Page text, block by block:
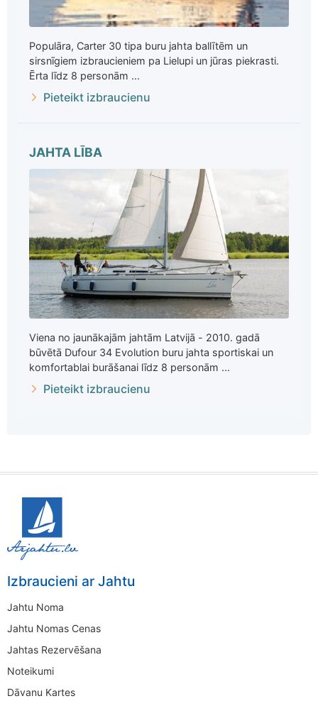
Populāra, Carter 30 tipa buru jahta ballītēm un
sirsnīgiem izbraucieniem pa Lielupi un jūras piekrasti.
Ērta līdz 8 personām ...
Pieteikt izbraucienu
JAHTA LĪBA
Viena no jaunākajām jahtām Latvijā - 2010. gadā
būvētā Dufour 34 Evolution buru jahta sportiskai un
komfortablai burāšanai līdz 8 personām ...
Pieteikt izbraucienu
Izbraucieni ar Jahtu
Jahtu Noma
Jahtu Nomas Cenas
Jahtas Rezervēšana
Noteikumi
Dāvanu Kartes